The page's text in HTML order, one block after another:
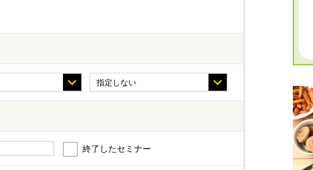
終了したセミナー